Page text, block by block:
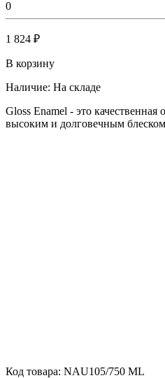
0
1 824 ₽
В корзину
Наличие: На складе
Gloss Enamel - это
высоким и долговечным
Код товара: NAU105/750 ML